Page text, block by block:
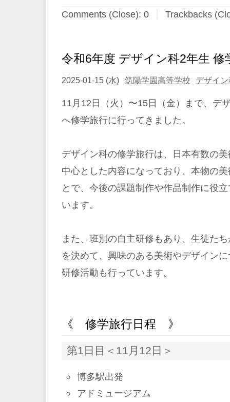
Comments (Close): 0 Trackbacks
令和6年度 デザイン科2年生 修
2025-01-15 (水) 筑陽学園高等学校 デザイ
11月12日（火）〜15日（金）まで、デ
へ修学旅行に行ってきました。
デザイン科の修学旅行は、日本有数の
中心とした内容になっており、本物の
とで、今後の課題制作や作品制作に役
います。
また、班別の自主研修もあり、生徒た
を決めて、興味のある美術やデザイン
研修活動も行っています。
《 修学旅行日程 》
第1日目＜11月12日＞
博多駅出発
アドミュージアム